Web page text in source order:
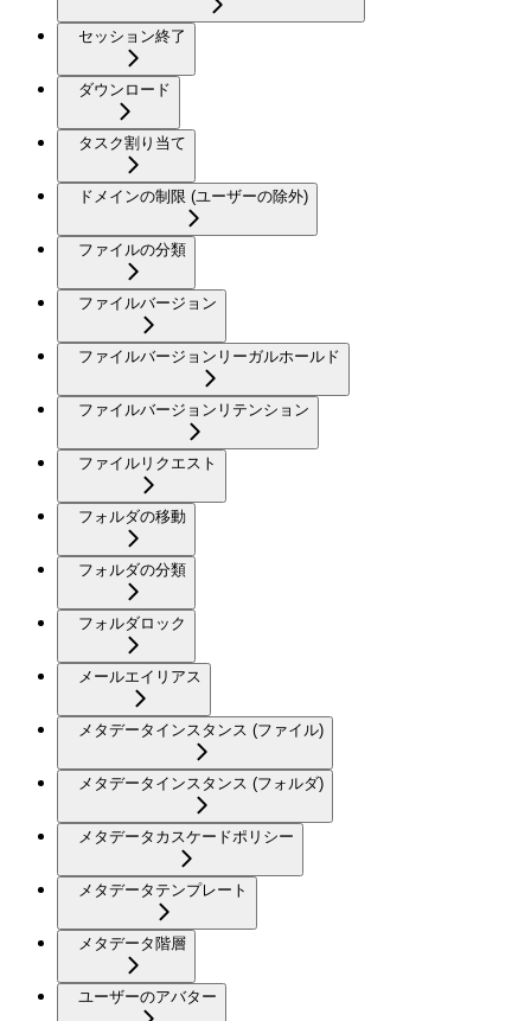
セッション終了
ダウンロード
タスク割り当て
ドメインの制限 (ユーザーの除外)
ファイルの分類
ファイルバージョン
ファイルバージョンリーガルホールド
ファイルバージョンリテンション
ファイルリクエスト
フォルダの移動
フォルダの分類
フォルダロック
メールエイリアス
メタデータインスタンス (ファイル)
メタデータインスタンス (フォルダ)
メタデータカスケードポリシー
メタデータテンプレート
メタデータ階層
ユーザーのアバター